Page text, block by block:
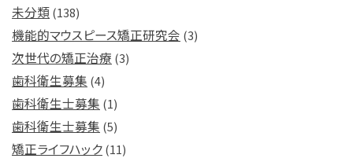
未分類(138)
機能的マウスピース矯正研究会 (3)
次世代の矯正治療 (3)
歯科衛生募集 (4)
歯科衛生士募集 (1)
歯科衛生士募集 (5)
矯正ライフハック(11)